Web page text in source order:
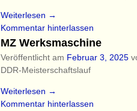
Weiterlesen →
Kommentar hinterlassen
MZ Werksmaschine
Veröffentlicht am Februar 3, 2025
DDR-Meisterschaftslauf
Weiterlesen →
Kommentar hinterlassen